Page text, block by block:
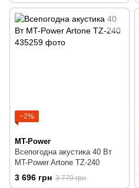
−2%
MT-Power
Всепогодна акустика 40 Вт
MT-Power Artone TZ-240
3 696 грн 3 770 грн